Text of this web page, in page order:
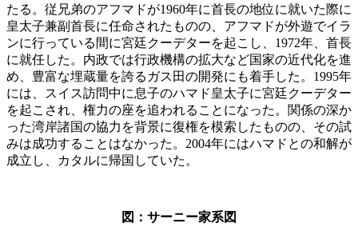
たる。従兄弟のアフマドが1960年に首長の地位に就いた際に
皇太子兼副首長に任命されたものの、アフマドが外遊でイラ
ンに行っている間に宮廷クーデターを起こし、1972年、首長
に就任した。内政では行政機構の拡大など国家の近代化を進
め、豊富な埋蔵量を誇るガス田の開発にも着手した。1995年
には、スイス訪問中に息子のハマド皇太子に宮廷クーデター
を起こされ、権力の座を追われることになった。関係の深か
った湾岸諸国の協力を背景に復権を模索したものの、その試
みは成功することはなかった。2004年にはハマドとの和解が
成立し、カタルに帰国していた。
図：サーニー家系図